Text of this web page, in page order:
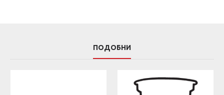
ПОДОБНИ